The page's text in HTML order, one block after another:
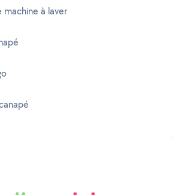
machine à laver